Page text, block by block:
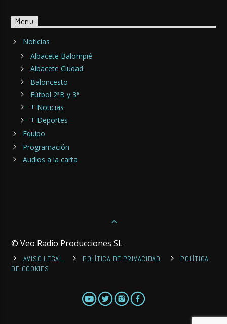
Menu
Noticias
Albacete Balompié
Albacete Ciudad
Baloncesto
Fútbol 2ªB y 3ª
+ Noticias
+ Deportes
Equipo
Programación
Audios a la carta
© Veo Radio Producciones SL
AVISO LEGAL POLÍTICA DE PRIVACIDAD
POLÍTICA
DE COOKIES